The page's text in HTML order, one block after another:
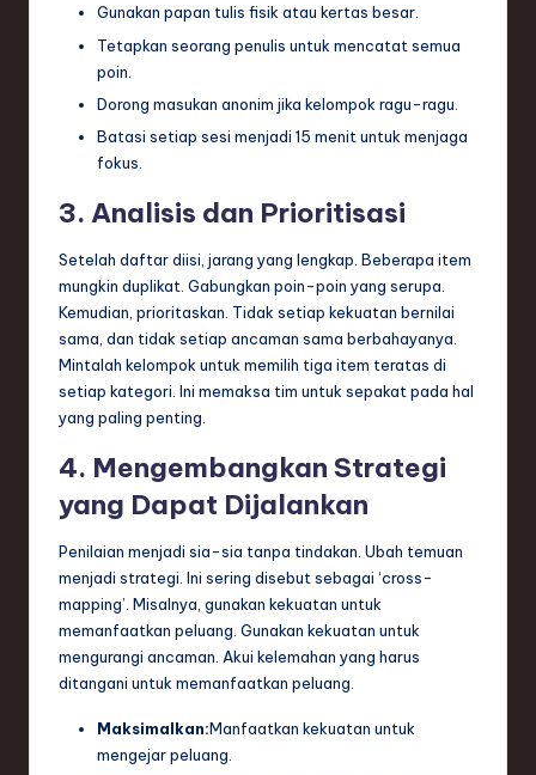
Gunakan papan tulis fisik atau kertas besar.
Tetapkan seorang penulis untuk mencatat semua
poin.
Dorong masukan anonim jika kelompok ragu-ragu.
Batasi setiap sesi menjadi 15 menit untuk menjaga
fokus.
3. Analisis dan Prioritisasi
Setelah daftar diisi, jarang yang lengkap. Beberapa item
mungkin duplikat. Gabungkan poin-poin yang serupa.
Kemudian, prioritaskan. Tidak setiap kekuatan bernilai
sama, dan tidak setiap ancaman sama berbahayanya.
Mintalah kelompok untuk memilih tiga item teratas di
setiap kategori. Ini memaksa tim untuk sepakat pada hal
yang paling penting.
4. Mengembangkan Strategi
yang Dapat Dijalankan
Penilaian menjadi sia-sia tanpa tindakan. Ubah temuan
menjadi strategi. Ini sering disebut sebagai ‘cross-
mapping’. Misalnya, gunakan kekuatan untuk
memanfaatkan peluang. Gunakan kekuatan untuk
mengurangi ancaman. Akui kelemahan yang harus
ditangani untuk memanfaatkan peluang.
Maksimalkan:Manfaatkan kekuatan untuk
mengejar peluang.